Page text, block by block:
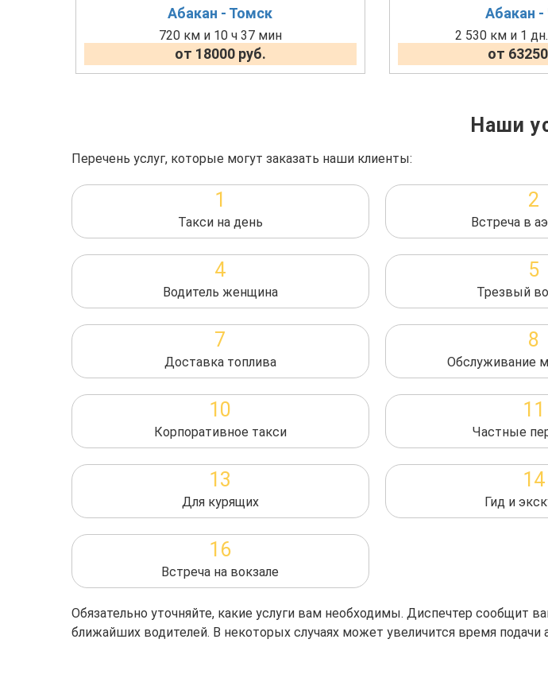
Абакан - Томск
720 км и 10 ч 37 мин
от 18000 руб.
Абакан -
2 530 км и 1
от
Наши
Перечень услуг, которые могут заказать наши клиенты:
1
Такси на день
2
Встреча в
4
Водитель женщина
5
Трезвый
7
Доставка топлива
8
Обслуживание
10
Корпоративное такси
11
Частные
13
Для курящих
14
Гид и
16
Встреча на вокзале
Обязательно уточняйте, какие услуги вам необходимы. Диспечтер сообщит
ближайших водителей. В некоторых случаях может увеличится время подачи